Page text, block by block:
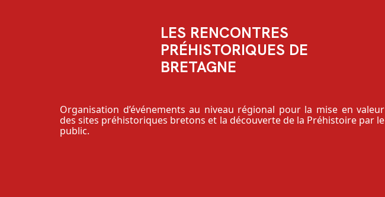
LES RENCONTRES
PRÉHISTORIQUES DE
BRETAGNE
Organisation d’événements au niveau régional pour la mise en valeur
des sites préhistoriques bretons et la découverte de la Préhistoire par le
public.